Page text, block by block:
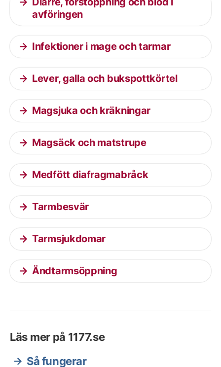
avföringen
Infektioner i mage och tarmar
Lever, galla och bukspottkörtel
Magsjuka och kräkningar
Magsäck och matstrupe
Medfött diafragmabråck
Tarmbesvär
Tarmsjukdomar
Ändtarmsöppning
Läs mer på 1177.se
Så fungerar